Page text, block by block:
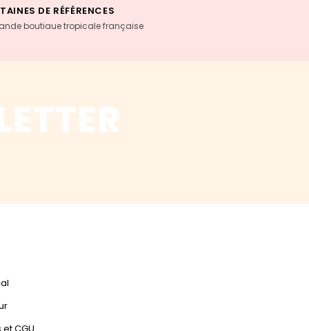
DE RÉFÉRENCES
boutiaue tropicale française
CGU